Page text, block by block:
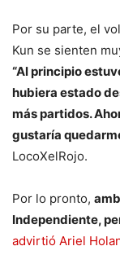
Por su parte, el
Kun se sienten
“Al principio
hubiera estado
más partidos.
gustaría
LocoXelRojo.
Por lo pronto,
Independiente,
advirtió Ariel